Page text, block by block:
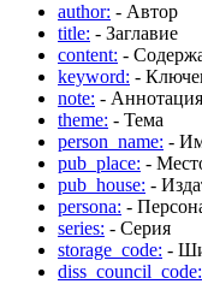
author: - Автор
title: - Заглавие
content: -
keyword: -
note: - Аннотация
theme: - Тема
person_name: -
pub_place: -
pub_house: -
persona: -
series: - Серия
storage_code: -
diss_council_code: